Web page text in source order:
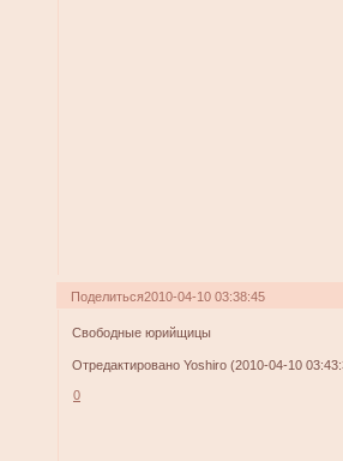
Поделиться2010-04-10 03:38:45
Свободные юрийщицы
Отредактировано Yoshiro (2010-04-10
0